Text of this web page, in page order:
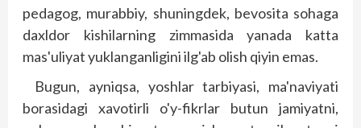
pedagog, murabbiy, shu­ningdek, bevosita sohaga
daxldor kishilarning zimmasida yanada katta
mas'uliyat yuklanganligini ilg'ab olish qiyin emas.
Bugun, ayniqsa, yoshlar tar­biyasi, ma'naviyati
borasidagi xavotirli o'y-fikrlar butun jamiyatni,